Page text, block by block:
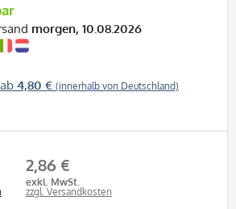
morgen, 10.08.2026
4,80 € (innerhalb von Deutschland)
2,86 €
exkl. MwSt.
zzgl. Versandkosten